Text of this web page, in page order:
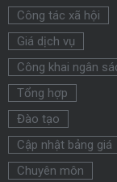
Công tác xã hội
Giá dịch vụ
Công khai ngân
Tổng hợp
Đào tạo
Cập nhật bảng giá
Chuyên môn